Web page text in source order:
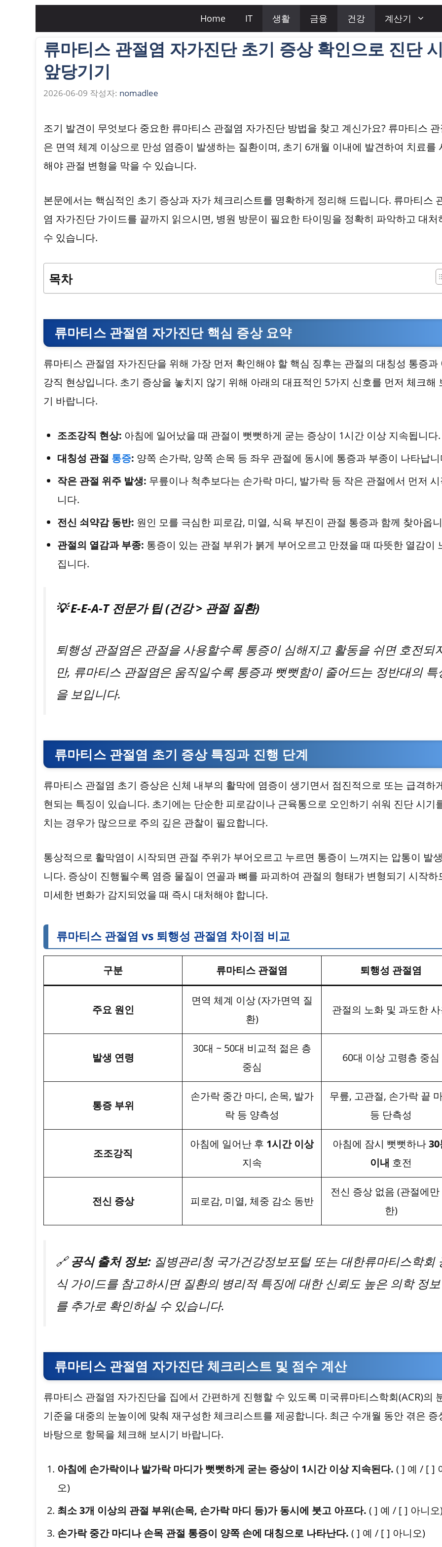
Home IT 생활 금융 건강 계산기
류마티스 관절염 자가진단 초기 증상 확인으로 진단
앞당기기
2026-06-09 작성자: nomadlee
조기 발견이 무엇보다 중요한 류마티스 관절염 자가진단 방법을 찾고 계신가요? 류마티스 관
은 면역 체계 이상으로 만성 염증이 발생하는 질환이며, 초기 6개월 이내에 발견하여 치료를
해야 관절 변형을 막을 수 있습니다.
본문에서는 핵심적인 초기 증상과 자가 체크리스트를 명확하게 정리해 드립니다. 류마티스
염 자가진단 가이드를 끝까지 읽으시면, 병원 방문이 필요한 타이밍을 정확히 파악하고 대처
수 있습니다.
목차
류마티스 관절염 자가진단 핵심 증상 요약
류마티스 관절염 자가진단을 위해 가장 먼저 확인해야 할 핵심 징후는 관절의 대칭성 통증과
강직 현상입니다. 초기 증상을 놓치지 않기 위해 아래의 대표적인 5가지 신호를 먼저 체크해
기 바랍니다.
조조강직 현상: 아침에 일어났을 때 관절이 뻣뻣하게 굳는 증상이 1시간 이상 지속됩니다.
대칭성 관절 통증: 양쪽 손가락, 양쪽 손목 등 좌우 관절에 동시에 통증과 부종이 나타납니
작은 관절 위주 발생: 무릎이나 척추보다는 손가락 마디, 발가락 등 작은 관절에서 먼저 시
니다.
전신 쇠약감 동반: 원인 모를 극심한 피로감, 미열, 식욕 부진이 관절 통증과 함께 찾아옵
관절의 열감과 부종: 통증이 있는 관절 부위가 붉게 부어오르고 만졌을 때 따뜻한 열감이
집니다.
💡 E-E-A-T 전문가 팁 (건강 > 관절 질환)
퇴행성 관절염은 관절을 사용할수록 통증이 심해지고 활동을 쉬면 호전되
만, 류마티스 관절염은 움직일수록 통증과 뻣뻣함이 줄어드는 정반대의 특
을 보입니다.
류마티스 관절염 초기 증상 특징과 진행 단계
류마티스 관절염 초기 증상은 신체 내부의 활막에 염증이 생기면서 점진적으로 또는 급격하
현되는 특징이 있습니다. 초기에는 단순한 피로감이나 근육통으로 오인하기 쉬워 진단 시기
치는 경우가 많으므로 주의 깊은 관찰이 필요합니다.
통상적으로 활막염이 시작되면 관절 주위가 부어오르고 누르면 통증이 느껴지는 압통이 발
니다. 증상이 진행될수록 염증 물질이 연골과 뼈를 파괴하여 관절의 형태가 변형되기 시작하
미세한 변화가 감지되었을 때 즉시 대처해야 합니다.
류마티스 관절염 vs 퇴행성 관절염 차이점 비교
구분 류마티스 관절염 퇴행성 관절염
주요 원인
면역 체계 이상 (자가면역 질
환)
관절의 노화 및 과도한
발생 연령
30대 ~ 50대 비교적 젊은 층
중심
60대 이상 고령층 중심
통증 부위
손가락 중간 마디, 손목, 발가
락 등 양측성
무릎, 고관절, 손가락 끝
등 단측성
조조강직
아침에 일어난 후 1시간 이상
지속
아침에 잠시 뻣뻣하나
이내 호전
전신 증상 피로감, 미열, 체중 감소 동반
전신 증상 없음 (관절에만
한)
🔗공식 출처 정보: 질병관리청 국가건강정보포털 또는 대한류마티스학회
식 가이드를 참고하시면 질환의 병리적 특징에 대한 신뢰도 높은 의학 정보
를 추가로 확인하실 수 있습니다.
류마티스 관절염 자가진단 체크리스트 및 점수 계산
류마티스 관절염 자가진단을 집에서 간편하게 진행할 수 있도록 미국류마티스학회(ACR)의
기준을 대중의 눈높이에 맞춰 재구성한 체크리스트를 제공합니다. 최근 수개월 동안 겪은 증
바탕으로 항목을 체크해 보시기 바랍니다.
아침에 손가락이나 발가락 마디가 뻣뻣하게 굳는 증상이 1시간 이상 지속된다. ( ] 예 / [ ]
오)
최소 3개 이상의 관절 부위(손목, 손가락 마디 등)가 동시에 붓고 아프다. ( ] 예 / [ ] 아니오
손가락 중간 마디나 손목 관절 통증이 양쪽 손에 대칭으로 나타난다. ( ] 예 / [ ] 아니오)